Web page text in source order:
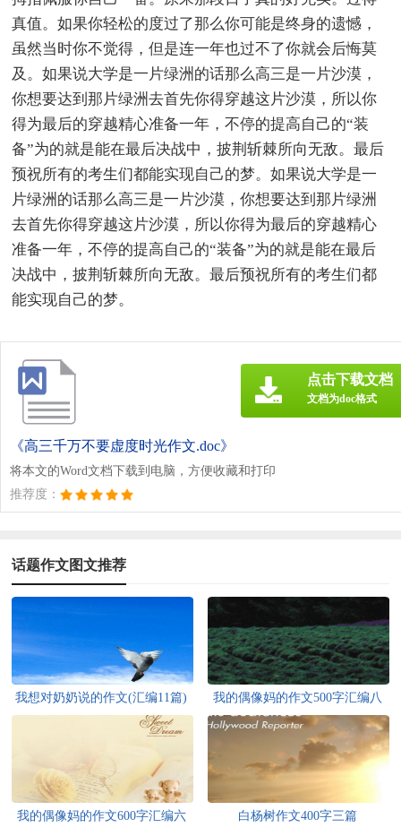
真值。如果你轻松的度过了那么你可能是终身的遗憾，
虽然当时你不觉得，但是连一年也过不了你就会后悔莫
及。如果说大学是一片绿洲的话那么高三是一片沙漠，
你想要达到那片绿洲去首先你得穿越这片沙漠，所以你
得为最后的穿越精心准备一年，不停的提高自己的“装
备”为的就是能在最后决战中，披荆斩棘所向无敌。最后
预祝所有的考生们都能实现自己的梦。如果说大学是一
片绿洲的话那么高三是一片沙漠，你想要达到那片绿洲
去首先你得穿越这片沙漠，所以你得为最后的穿越精心
准备一年，不停的提高自己的“装备”为的就是能在最后
决战中，披荆斩棘所向无敌。最后预祝所有的考生们都
能实现自己的梦。
《高三千万不要虚度时光作文.doc》
将本文的Word文档下载到电脑，方便收藏和打印
推荐度：
点击下载文档
文档为doc格式
话题作文图文推荐
我想对奶奶说的作文(汇编11篇)
我的偶像妈的作文500字汇编八
篇
我的偶像妈的作文600字汇编六
白杨树作文400字三篇